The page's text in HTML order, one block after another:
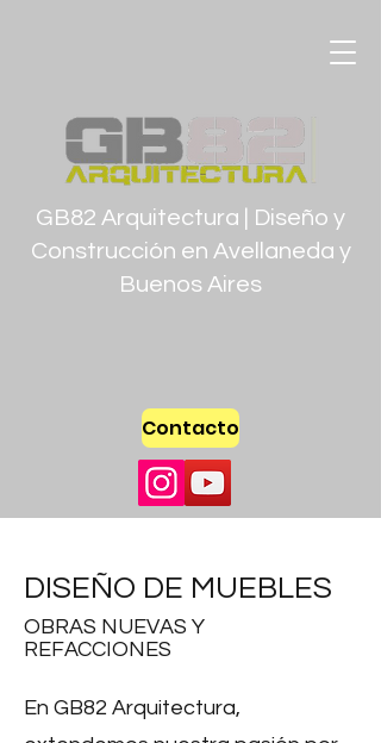
GB82 Arquitectura | Diseño y
Construcción en Avellaneda y
Buenos Aires
Contacto
DISEÑO DE MUEBLES
OBRAS NUEVAS Y
REFACCIONES
En GB82 Arquitectura,